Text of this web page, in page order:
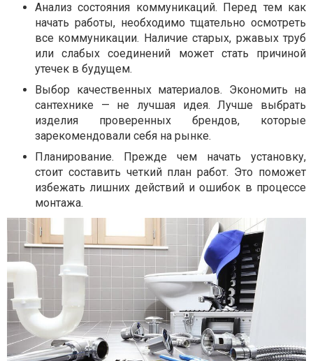
Анализ состояния коммуникаций. Перед тем как
начать работы, необходимо тщательно осмотреть
все коммуникации. Наличие старых, ржавых труб
или слабых соединений может стать причиной
утечек в будущем.
Выбор качественных материалов. Экономить на
сантехнике — не лучшая идея. Лучше выбрать
изделия проверенных брендов, которые
зарекомендовали себя на рынке.
Планирование. Прежде чем начать установку,
стоит составить четкий план работ. Это поможет
избежать лишних действий и ошибок в процессе
монтажа.